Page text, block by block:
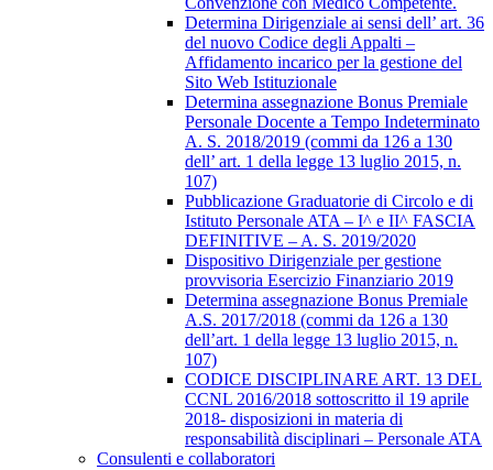
Determina Dirigenziale ai sensi dell’ art. 36
del nuovo Codice degli Appalti –
Affidamento incarico per la gestione del
Sito Web Istituzionale
Determina assegnazione Bonus Premiale
Personale Docente a Tempo Indeterminato
A. S. 2018/2019 (commi da 126 a 130
dell’ art. 1 della legge 13 luglio 2015, n.
107)
Pubblicazione Graduatorie di Circolo e di
Istituto Personale ATA – I^ e II^ FASCIA
DEFINITIVE – A. S. 2019/2020
Dispositivo Dirigenziale per gestione
provvisoria Esercizio Finanziario 2019
Determina assegnazione Bonus Premiale
A.S. 2017/2018 (commi da 126 a 130
dell’art. 1 della legge 13 luglio 2015, n.
107)
CODICE DISCIPLINARE ART. 13 DEL
CCNL 2016/2018 sottoscritto il 19 aprile
2018- disposizioni in materia di
responsabilità disciplinari – Personale ATA
Consulenti e collaboratori